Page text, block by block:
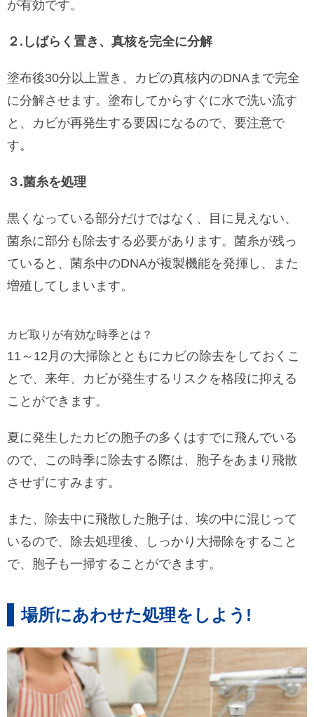
が有効です。
２.しばらく置き、真核を完全に分解
塗布後30分以上置き、カビの真核内のDNAまで完全
に分解させます。塗布してからすぐに水で洗い流す
と、カビが再発生する要因になるので、要注意で
す。
３.菌糸を処理
黒くなっている部分だけではなく、目に見えない、
菌糸に部分も除去する必要があります。菌糸が残っ
ていると、菌糸中のDNAが複製機能を発揮し、また
増殖してしまいます。
カビ取りが有効な時季とは？
11～12月の大掃除とともにカビの除去をしておくこ
とで、来年、カビが発生するリスクを格段に抑える
ことができます。
夏に発生したカビの胞子の多くはすでに飛んでいる
ので、この時季に除去する際は、胞子をあまり飛散
させずにすみます。
また、除去中に飛散した胞子は、埃の中に混じって
いるので、除去処理後、しっかり大掃除をすること
で、胞子も一掃することができます。
場所にあわせた処理をしよう!